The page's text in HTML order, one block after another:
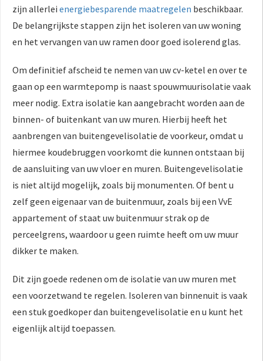
zijn allerlei energiebesparende maatregelen beschikbaar.
De belangrijkste stappen zijn het isoleren van uw woning
en het vervangen van uw ramen door goed isolerend glas.
Om definitief afscheid te nemen van uw cv-ketel en over te
gaan op een warmtepomp is naast spouwmuurisolatie vaak
meer nodig. Extra isolatie kan aangebracht worden aan de
binnen- of buitenkant van uw muren. Hierbij heeft het
aanbrengen van buitengevelisolatie de voorkeur, omdat u
hiermee koudebruggen voorkomt die kunnen ontstaan bij
de aansluiting van uw vloer en muren. Buitengevelisolatie
is niet altijd mogelijk, zoals bij monumenten. Of bent u
zelf geen eigenaar van de buitenmuur, zoals bij een VvE
appartement of staat uw buitenmuur strak op de
perceelgrens, waardoor u geen ruimte heeft om uw muur
dikker te maken.
Dit zijn goede redenen om de isolatie van uw muren met
een voorzetwand te regelen. Isoleren van binnenuit is vaak
een stuk goedkoper dan buitengevelisolatie en u kunt het
eigenlijk altijd toepassen.